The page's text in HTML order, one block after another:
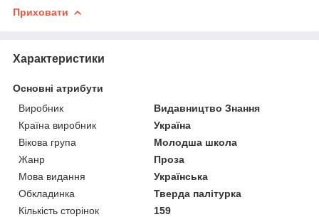
Приховати
Характеристики
Основні атрибути
Виробник
Видавництво Знання
Країна виробник
Україна
Вікова група
Молодша школа
Жанр
Проза
Мова видання
Українська
Обкладинка
Тверда палітурка
Кількість сторінок
159